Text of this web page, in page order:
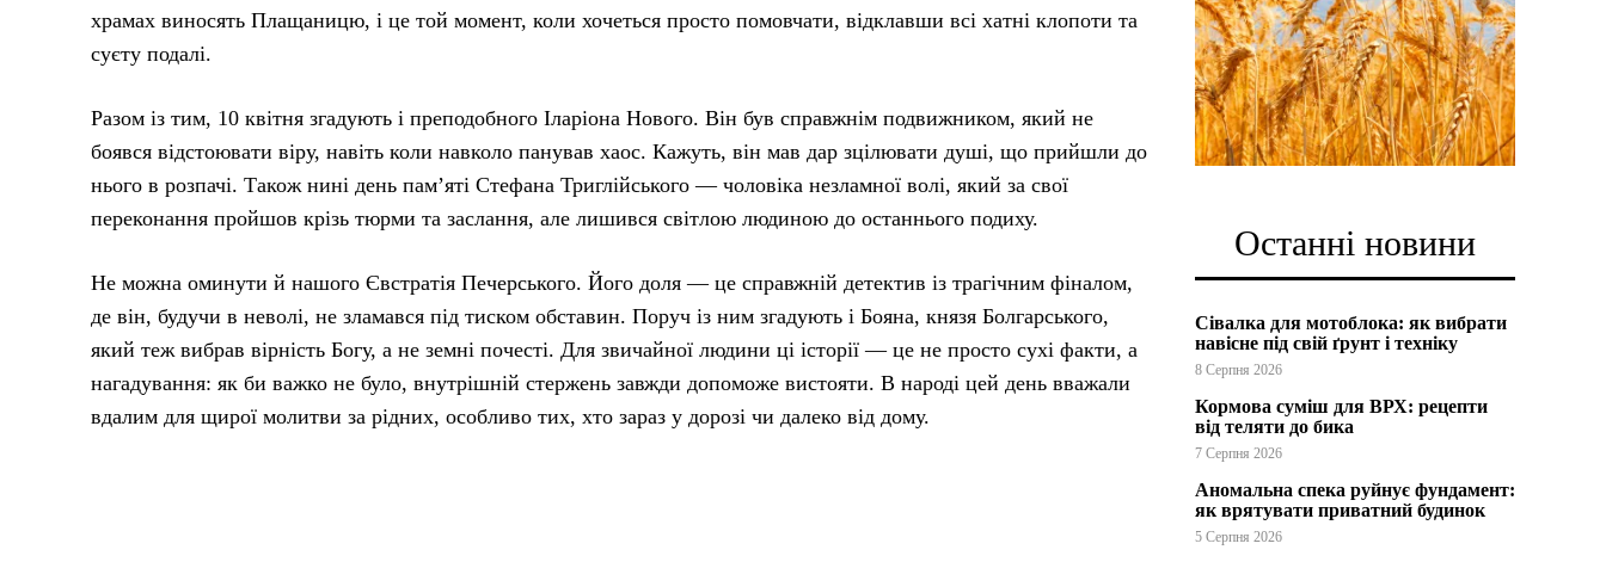
храмах виносять Плащаницю, і це той момент, коли хочеться просто помовчати, відклавши всі хатні клопоти та
суєту подалі.
Разом із тим, 10 квітня згадують і преподобного Іларіона Нового. Він був справжнім подвижником, який не
боявся відстоювати віру, навіть коли навколо панував хаос. Кажуть, він мав дар зцілювати душі, що прийшли до
нього в розпачі. Також нині день пам’яті Стефана Триглійського — чоловіка незламної волі, який за свої
переконання пройшов крізь тюрми та заслання, але лишився світлою людиною до останнього подиху.
Не можна оминути й нашого Євстратія Печерського. Його доля — це справжній детектив із трагічним фіналом,
де він, будучи в неволі, не зламався під тиском обставин. Поруч із ним згадують і Бояна, князя Болгарського,
який теж вибрав вірність Богу, а не земні почесті. Для звичайної людини ці історії — це не просто сухі факти, а
нагадування: як би важко не було, внутрішній стержень завжди допоможе вистояти. В народі цей день вважали
вдалим для щирої молитви за рідних, особливо тих, хто зараз у дорозі чи далеко від дому.
Останні новини
Сівалка для мотоблока: як вибрати
навісне під свій ґрунт і техніку
8 Серпня 2026
Кормова суміш для ВРХ: рецепти
від теляти до бика
7 Серпня 2026
Аномальна спека руйнує фундамент:
як врятувати приватний будинок
5 Серпня 2026